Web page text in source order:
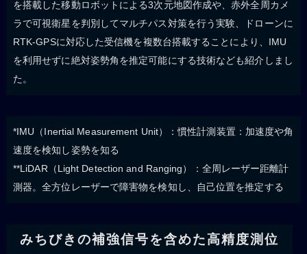
を搭載した移動ロボットによる3次元地図作成や、赤外全周カメ
ラで可視衛星を判別してマルチパス対策を行う実験、ドローンに
RTK-GPSに対応した受信機を複数台搭載することにより、IMU
を利用せずに絶対姿勢角を推定可能にする技術なども紹介しまし
た。
*IMU（Inertial Measurement Unit）：慣性計測装置：加速度や角
速度を検知し姿勢を知る
**LiDAR（Light Detection and Ranging）：全周レーザー距離計
測器。全方位レーザーで障害物を検知し、自己位置を推定する
みちびきの補強信号を含めた高精度測位